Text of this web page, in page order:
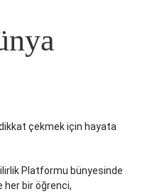
çekmek için hayata
Platformu bünyesinde
her bir öğrenci,